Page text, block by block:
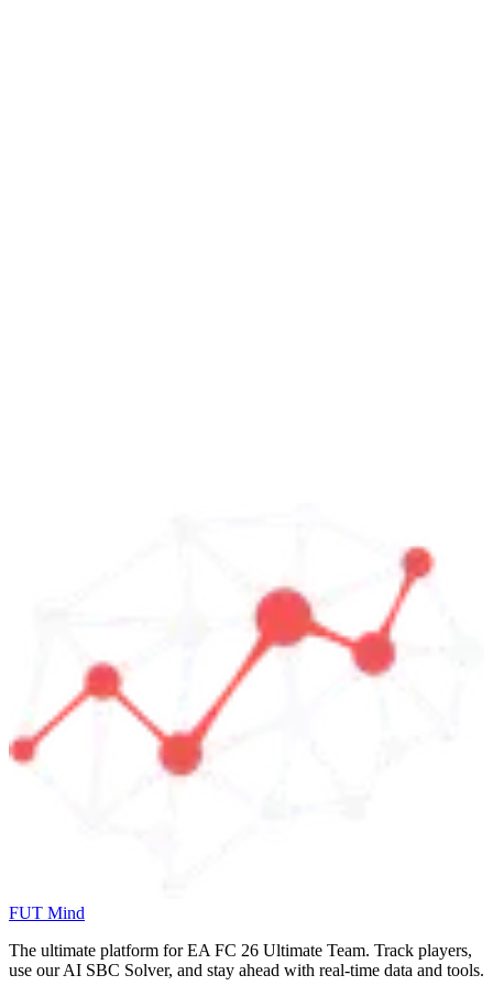
FUT Mind
The ultimate platform for EA FC 26 Ultimate Team. Track players,
use our AI SBC Solver, and stay ahead with real-time data and tools.